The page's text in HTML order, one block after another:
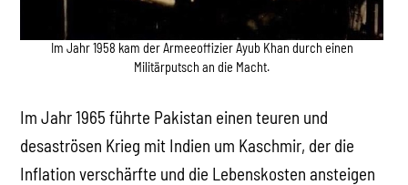
Im Jahr 1958 kam der Armeeoffizier Ayub Khan durch einen
Militärputsch an die Macht.
Im Jahr 1965 führte Pakistan einen teuren und
desaströsen Krieg mit Indien um Kaschmir, der die
Inflation verschärfte und die Lebenskosten ansteigen